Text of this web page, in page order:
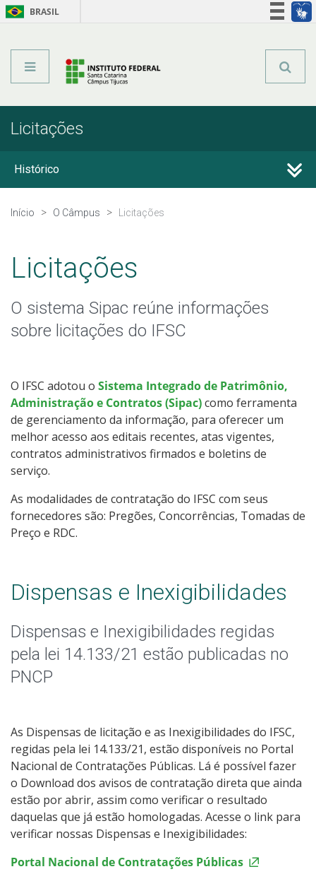
BRASIL
Licitações
Histórico
Editais do Câmpus
Trabalhe no IFSC
Licitações
Ouvidoria
Início O Câmpus Licitações
Licitações
O sistema Sipac reúne informações
sobre licitações do IFSC
O IFSC adotou o Sistema Integrado de Patrimônio,
Administração e Contratos (Sipac)como ferramenta
de gerenciamento da informação, para oferecer um
melhor acesso aos editais recentes, atas vigentes,
contratos administrativos firmados e boletins de
serviço.
As modalidades de contratação do IFSC com seus
fornecedores são: Pregões, Concorrências, Tomadas de
Preço e RDC.
Dispensas e Inexigibilidades
Dispensas e Inexigibilidades regidas
pela lei 14.133/21 estão publicadas no
PNCP
As Dispensas de licitação e as Inexigibilidades do IFSC,
regidas pela lei 14.133/21, estão disponíveis no Portal
Nacional de Contratações Públicas. Lá é possível fazer
o Download dos avisos de contratação direta que ainda
estão por abrir, assim como verificar o resultado
daquelas que já estão homologadas. Acesse o link para
verificar nossas Dispensas e Inexigibilidades:
Portal Nacional de Contratações Públicas